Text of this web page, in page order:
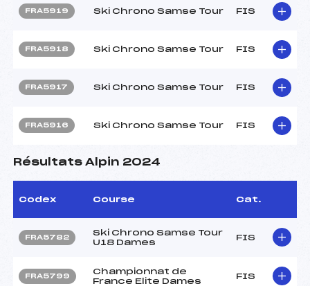
FRA5919 Ski Chrono Samse Tour FIS
FRA5918 Ski Chrono Samse Tour FIS
FRA5917 Ski Chrono Samse Tour FIS
FRA5916 Ski Chrono Samse Tour FIS
Résultats Alpin 2024
Codex Course Cat.
FRA5782
Ski Chrono Samse Tour
U18 Dames
FIS
FRA5799
Championnat de
France Elite Dames
FIS